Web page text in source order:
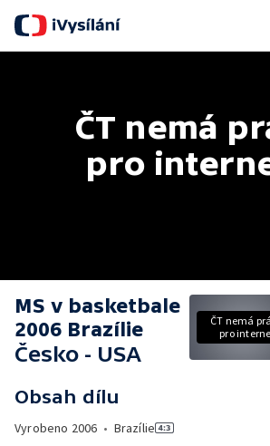
ČT nemá
pro
MS v basketbale
2006 Brazílie
Česko - USA
Obsah dílu
Vyrobeno 2006 • Brazílie
ČT nemá
pro